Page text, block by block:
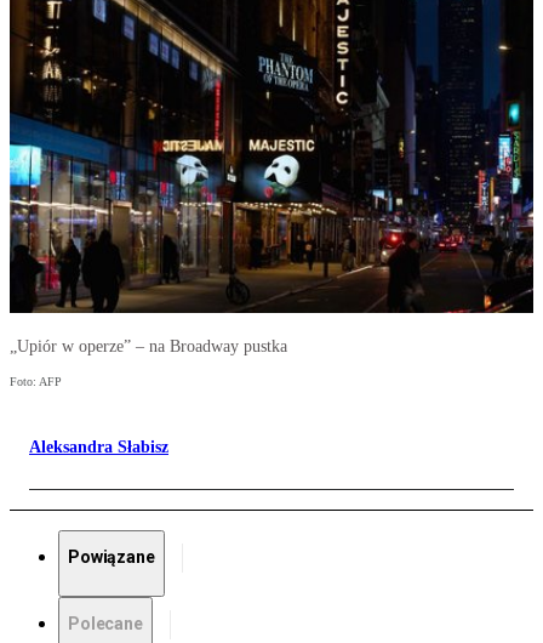
„Upiór w operze” – na Broadway pustka
Foto: AFP
Aleksandra Słabisz
Powiązane
Polecane